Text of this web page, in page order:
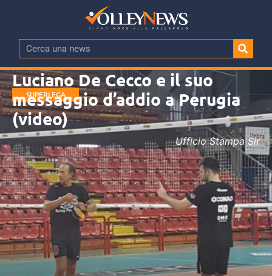
SUPERLEGA
MASCHILE
Luciano De Cecco e il suo
messaggio d’addio a Perugia
(video)
Ufficio Stampa Sir